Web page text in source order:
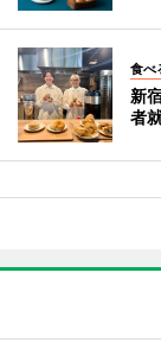
食べ
新
者